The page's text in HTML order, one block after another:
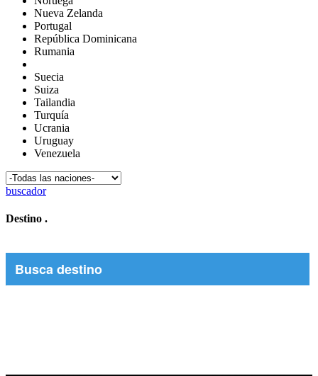
Nueva Zelanda
Portugal
República Dominicana
Rumania
Suecia
Suiza
Tailandia
Turquía
Ucrania
Uruguay
Venezuela
buscador
Destino .